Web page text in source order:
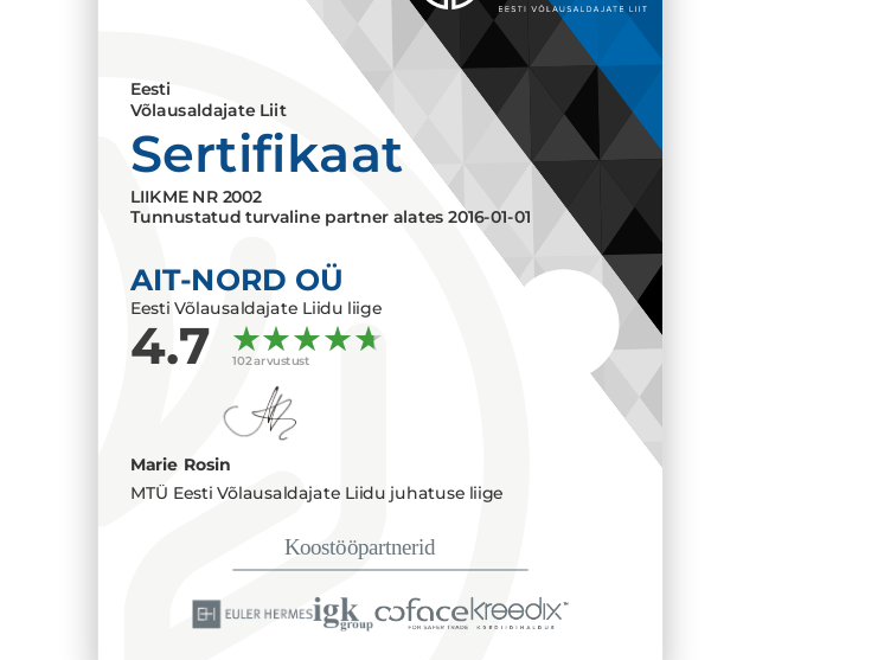
Eesti
Võlausaldajate Liit
Sertifikaat
LIIKME NR 2002
Tunnustatud turvaline partner alates 2016-01-01
AIT-NORD OÜ
Eesti Võlausaldajate Liidu liige
4.7 102 arvustust
Marie Rosin
MTÜ Eesti Võlausaldajate Liidu juhatuse liige